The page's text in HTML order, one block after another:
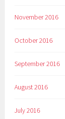
November 2016
October 2016
September 2016
August 2016
July 2016